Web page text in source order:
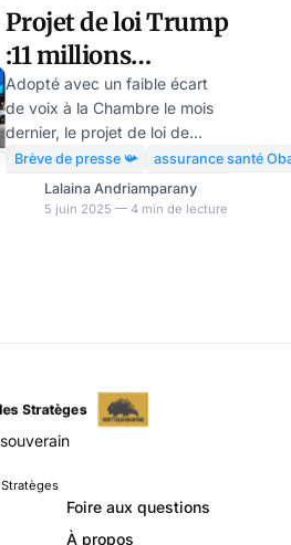
Projet de loi Trump
:11 millions
d’Américains
risquent de perdre
leur assurance
santé
Adopté avec un faible écart
de voix à la Chambre le mois
dernier, le projet de loi de
dépenses de Donald Trump
est arrivé au Congrès. Selon
une analyse publiée par le
près de 11 millions
d’Américains seront privés
d’assurance santé. Le projet
Chambre des représentant
Brève de presse 📯
assurance santé
Lalaina Andriamparany
5 juin 2025 — 4 min de lecture
Foire aux questions
À propos